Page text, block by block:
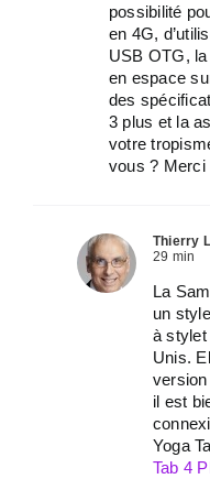
possibilité
en 4G,
USB OTG,
en espace
des
3 plus et la
votre
vous ? Merci
Thierry
29 min
La
un
à
Unis.
version
il est
Yoga
Tab 4